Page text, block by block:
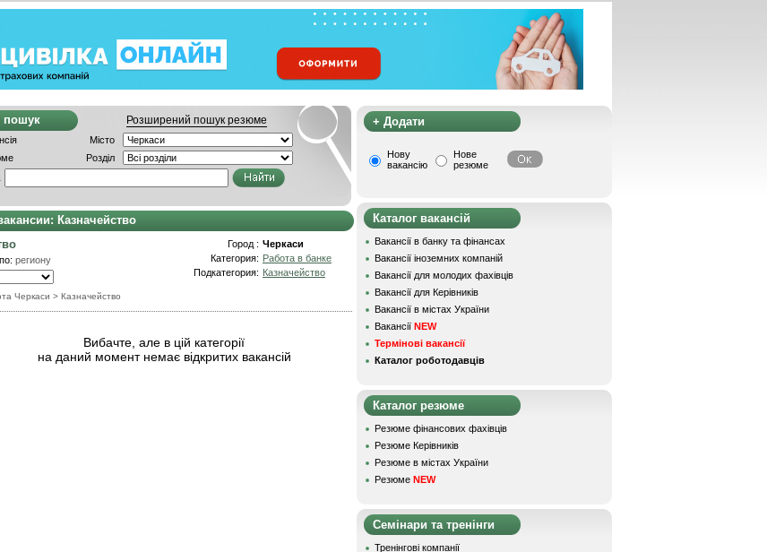
пошук Розширений пошук резюме
Місто
Розділ
Казначейство
региону
Черкаси > Казначейство
Город : Черкаси
Категория: Работа в банке
Подкатегория: Казначейство
Вибачте, але в цій категорії
на даний момент немає відкритих вакансій
+ Додати
Нову
вакансію
Нове
резюме
Каталог вакансій
Вакансії в банку та фінансах
Вакансії іноземних компаній
Вакансії для молодих фахівців
Вакансії для Керівників
Вакансії в містах України
Вакансії NEW
Термінові вакансії
Каталог роботодавців
Каталог резюме
Резюме фінансових фахівців
Резюме Керівників
Резюме в містах України
Резюме NEW
Семінари та тренінги
Тренінгові компанії